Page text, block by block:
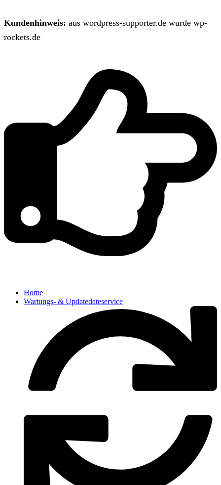
Kundenhinweis: aus wordpress-supporter.de wurde wp-
rockets.de
Home
Wartungs- & Updatedateservice